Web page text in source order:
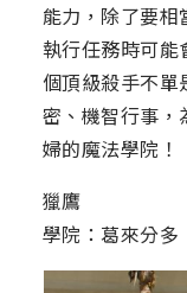
能力，除了要
執行任務時可能
個頂級殺手不單
密、機智行事，
婦的魔法學院！
獵鷹
學院：葛來分多